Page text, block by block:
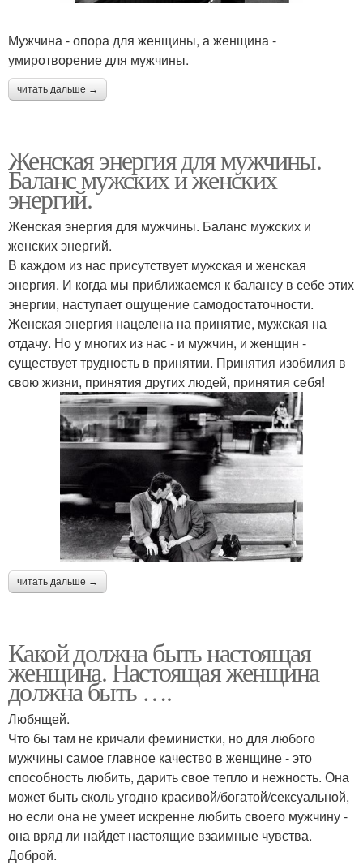
Мужчина - опора для женщины, а женщина -
умиротворение для мужчины.
читать дальше →
Женская энергия для мужчины.
Баланс мужских и женских
энергий.
Женская энергия для мужчины. Баланс мужских и
женских энергий.
В каждом из нас присутствует мужская и женская
энергия. И когда мы приближаемся к балансу в себе этих
энергии, наступает ощущение самодостаточности.
Женская энергия нацелена на принятие, мужская на
отдачу. Но у многих из нас - и мужчин, и женщин -
существует трудность в принятии. Принятия изобилия в
свою жизни, принятия других людей, принятия себя!
читать дальше →
Какой должна быть настоящая
женщина. Настоящая женщина
должна быть ….
Любящей.
Что бы там не кричали феминистки, но для любого
мужчины самое главное качество в женщине - это
способность любить, дарить свое тепло и нежность. Она
может быть сколь угодно красивой/богатой/сексуальной,
но если она не умеет искренне любить своего мужчину -
она вряд ли найдет настоящие взаимные чувства.
Доброй.